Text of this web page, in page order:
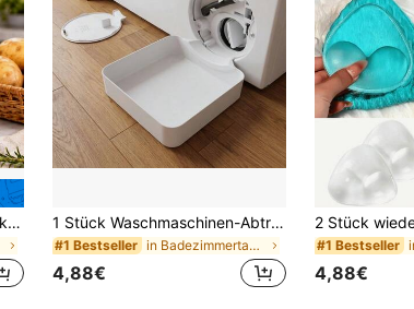
2 Stücke 2026 Neue Multifunktions-Küchenreibe, 3-in-1 Holzgriff Gemüsereibe und Flaschenöffner, Frühlingszwiebel-Schneider, geeignet für Frühlingszwiebeln, Obst Küchenreibe (A+B) 1 Stück Waschmaschinen-Abtropfschale, Waschmaschinen-Ablauftrichter, Abtropfschale zum Reinigen des Flusensiebs
#1 Bestseller in Badezimmertablett
4,88€
#1 Bestseller
4,88€